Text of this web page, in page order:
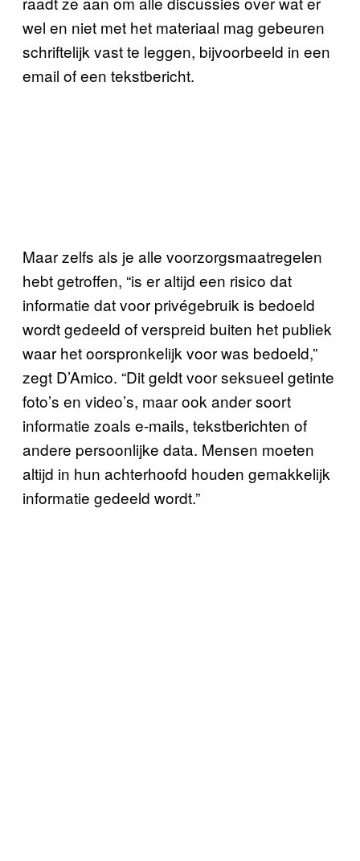
wel en niet met het materiaal mag gebeuren
schriftelijk vast te leggen, bijvoorbeeld in een
email of een tekstbericht.
Maar zelfs als je alle voorzorgsmaatregelen
hebt getroffen, “is er altijd een risico dat
informatie dat voor privégebruik is bedoeld
wordt gedeeld of verspreid buiten het publiek
waar het oorspronkelijk voor was bedoeld,”
zegt D’Amico. “Dit geldt voor seksueel getinte
foto’s en video’s, maar ook ander soort
informatie zoals e-mails, tekstberichten of
andere persoonlijke data. Mensen moeten
altijd in hun achterhoofd houden gemakkelijk
informatie gedeeld wordt.”